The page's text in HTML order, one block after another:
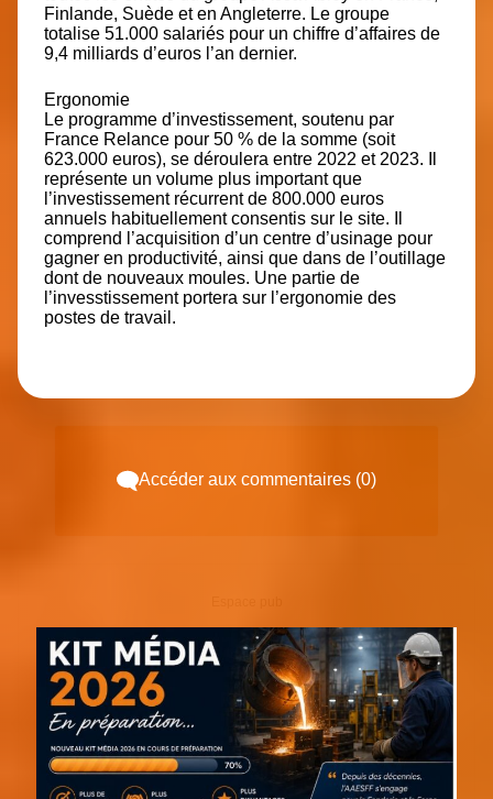
Finlande, Suède et en Angleterre. Le groupe
totalise 51.000 salariés pour un chiffre d’affaires de
9,4 milliards d’euros l’an dernier.
Ergonomie
Le programme d’investissement, soutenu par
France Relance pour 50 % de la somme (soit
623.000 euros), se déroulera entre 2022 et 2023. Il
représente un volume plus important que
l’investissement récurrent de 800.000 euros
annuels habituellement consentis sur le site. Il
comprend l’acquisition d’un centre d’usinage pour
gagner en productivité, ainsi que dans de l’outillage
dont de nouveaux moules. Une partie de
l’invesstissement portera sur l’ergonomie des
postes de travail.
Accéder aux commentaires (0)